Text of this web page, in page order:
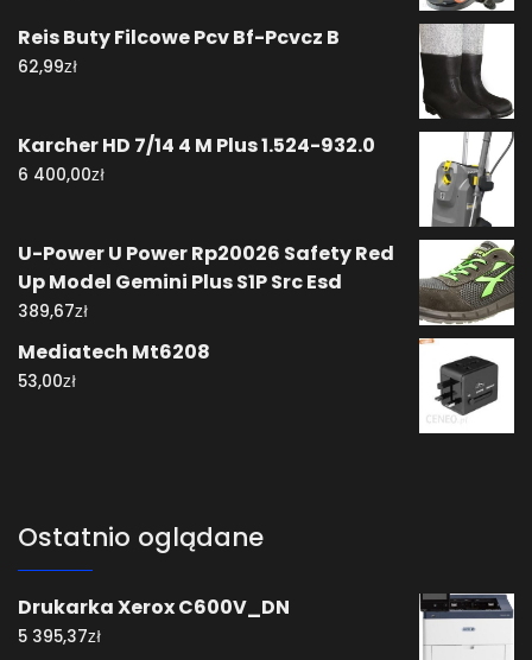
Reis Buty Filcowe Pcv Bf-Pcvcz B
62,99zł
Karcher HD 7/14 4 M Plus 1.524-932.0
6 400,00zł
U-Power U Power Rp20026 Safety Red
Up Model Gemini Plus S1P Src Esd
389,67zł
Mediatech Mt6208
53,00zł
Ostatnio oglądane
Drukarka Xerox C600V_DN
5 395,37zł